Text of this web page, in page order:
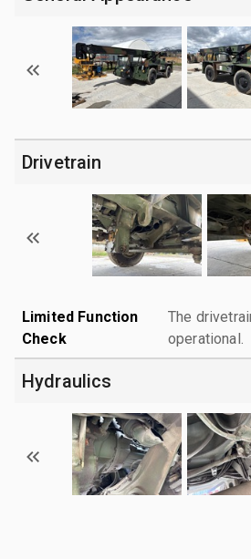
Drivetrain
Limited Function
Check
The
operational.
Hydraulics